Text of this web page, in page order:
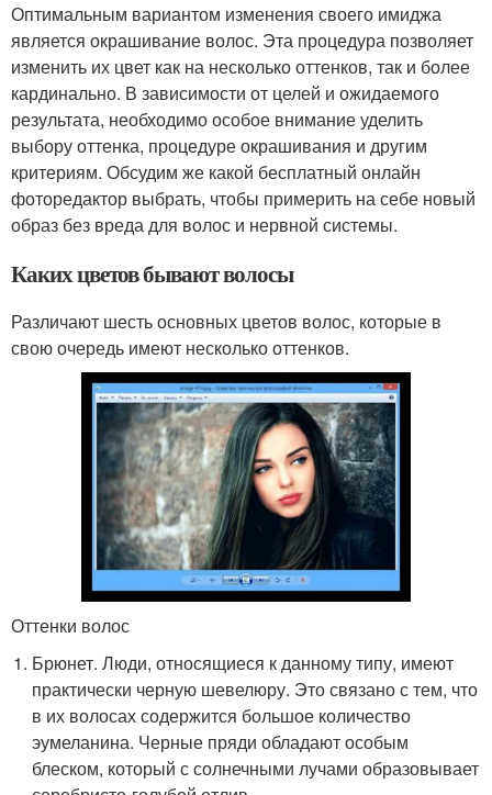
Оптимальным вариантом изменения своего имиджа
является окрашивание волос. Эта процедура позволяет
изменить их цвет как на несколько оттенков, так и более
кардинально. В зависимости от целей и ожидаемого
результата, необходимо особое внимание уделить
выбору оттенка, процедуре окрашивания и другим
критериям. Обсудим же какой бесплатный онлайн
фоторедактор выбрать, чтобы примерить на себе новый
образ без вреда для волос и нервной системы.
Каких цветов бывают волосы
Различают шесть основных цветов волос, которые в
свою очередь имеют несколько оттенков.
Оттенки волос
Брюнет. Люди, относящиеся к данному типу, имеют
практически черную шевелюру. Это связано с тем, что
в их волосах содержится большое количество
эумеланина. Черные пряди обладают особым
блеском, который с солнечными лучами образовывает